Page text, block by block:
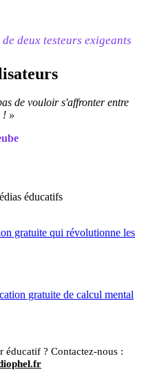
deux testeurs exigeants
de vouloir s'affronter entre
! »
éducatifs
gratuite qui révolutionne les
gratuite de calcul mental
éducatif ? Contactez-nous :